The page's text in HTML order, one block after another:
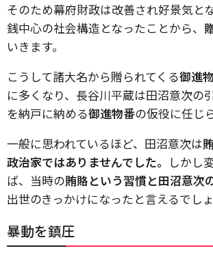
そのため幕府財政は改善され好景気と
銭中心の社会構造となったことから、
いきます。
こうして諸大名から贈られてくる御進物
に多くなり、長谷川平蔵は田沼意次の
を納戸に納める御進物番の仮役に任じ
一般に思われているほど、田沼意次は
政治家ではありませんでした。 しかし
ば、当時の賄賂という習慣と田沼意次
出世のきっかけになったと言えるでしょ
暴動を鎮圧